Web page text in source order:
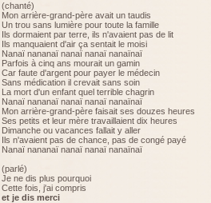
(chanté)
Mon arrière-grand-père avait un taudis
Un trou sans lumière pour toute la famille
Ils dormaient par terre, ils n'avaient pas de lit
Ils manquaient d'air ça sentait le moisi
Nanaï nananaï nanaï nanaï nanaïnaï
Parfois à cinq ans mourait un gamin
Car faute d'argent pour payer le médecin
Sans médication il crevait sans soin
La mort d'un enfant quel terrible chagrin
Nanaï nananaï nanaï nanaï nanaïnaï
Mon arrière-grand-père faisait ses douzes heures
Ses petits et leur mère travaillaient dix heures
Dimanche ou vacances fallait y aller
Ils n'avaient pas de chance, pas de congé payé
Nanaï nananaï nanaï nanaï nanaïnaï
(parlé)
Je ne dis plus pourquoi
Cette fois, j'ai compris
et je dis merci